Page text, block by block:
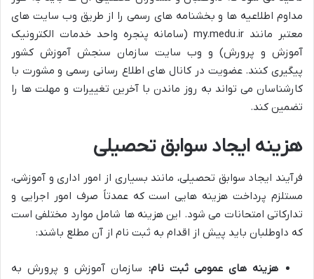
مداوم اطلاعیه ها و بخشنامه های رسمی را از طریق وب سایت های
معتبر مانند my.medu.ir (سامانه پنجره واحد خدمات الکترونیک
آموزش و پرورش) و وب سایت سازمان سنجش آموزش کشور
پیگیری کنند. عضویت در کانال های اطلاع رسانی رسمی و مشورت با
کارشناسان می تواند به روز ماندن با آخرین تغییرات و مهلت ها را
تضمین کند.
هزینه ایجاد سوابق تحصیلی
فرآیند ایجاد سوابق تحصیلی، مانند بسیاری از امور اداری و آموزشی،
مستلزم پرداخت هزینه هایی است که عمدتاً صرف امور اجرایی و
تدارکاتی امتحانات می شود. این هزینه ها شامل موارد مختلفی است
که داوطلبان باید پیش از اقدام به ثبت نام از آن مطلع باشند:
هزینه های عمومی ثبت نام: سازمان آموزش و پرورش به